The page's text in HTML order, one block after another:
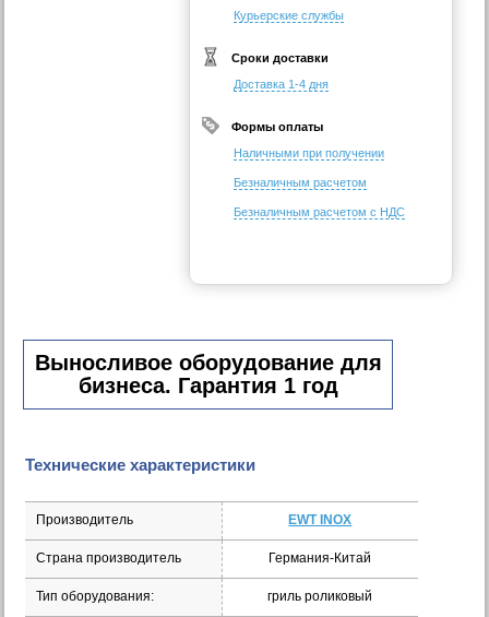
Курьерские службы
Сроки доставки
Доставка 1-4 дня
Формы оплаты
Наличными при получении
Безналичным расчетом
Безналичным расчетом с НДС
Выносливое оборудование для
бизнеса. Гарантия 1 год
Технические характеристики
Производитель EWT INOX
Страна производитель Германия-Китай
Тип оборудования: гриль роликовый